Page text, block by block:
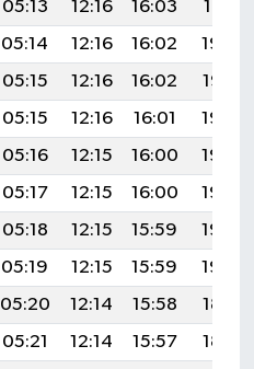
05:13 12:16 16:03
19:10
05:14 12:16 16:02
19:08
05:15 12:16 16:02
19:07
05:15 12:16 16:01
19:06
05:16 12:15 16:00
19:04
05:17 12:15 16:00
19:03
05:18 12:15 15:59
19:02
05:19 12:15 15:59
19:00
05:20 12:14 15:58
18:59
05:21 12:14 15:57
18:58